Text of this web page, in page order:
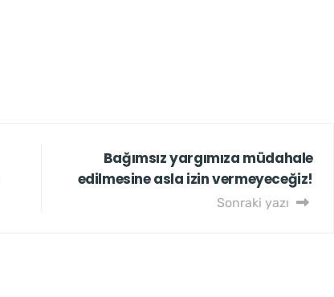
Bağımsız yargımıza müdahale
edilmesine asla izin vermeyeceğiz!
Sonraki yazı